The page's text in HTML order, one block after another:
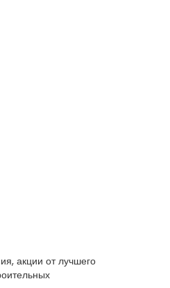
акции от лучшего